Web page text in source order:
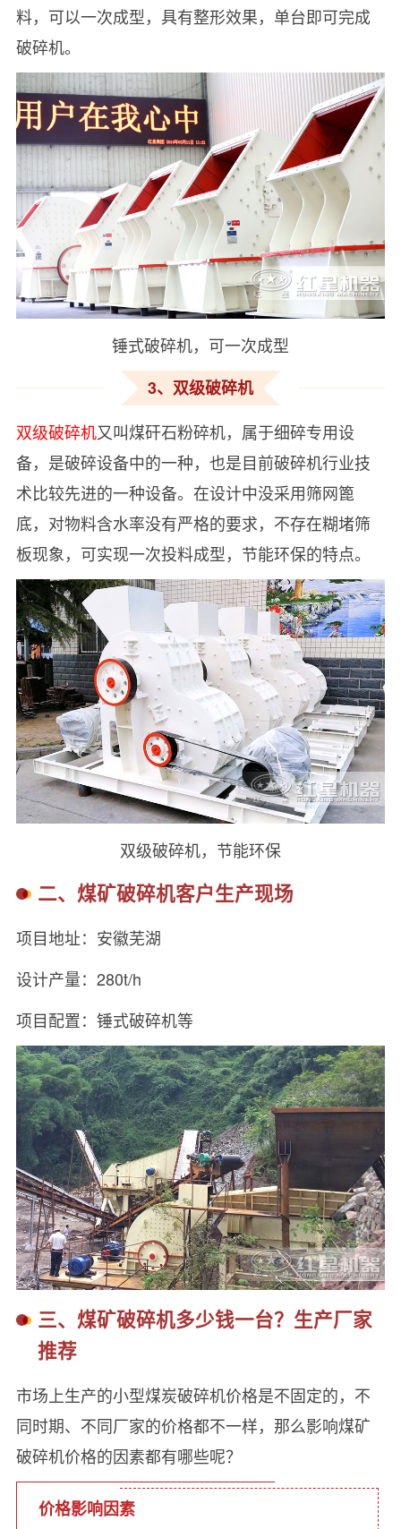
料，可以一次成型，具有整形效果，单台即可完成
破碎机。
锤式破碎机，可一次成型
3、双级破碎机
双级破碎机又叫煤矸石粉碎机，属于细碎专用设
备，是破碎设备中的一种，也是目前破碎机行业技
术比较先进的一种设备。在设计中没采用筛网篦
底，对物料含水率没有严格的要求，不存在糊堵筛
板现象，可实现一次投料成型，节能环保的特点。
双级破碎机，节能环保
二、煤矿破碎机客户生产现场
项目地址：安徽芜湖
设计产量：280t/h
项目配置：锤式破碎机等
三、煤矿破碎机多少钱一台？生产厂家
推荐
市场上生产的小型煤炭破碎机价格是不固定的，不
同时期、不同厂家的价格都不一样，那么影响煤矿
破碎机价格的因素都有哪些呢？
价格影响因素